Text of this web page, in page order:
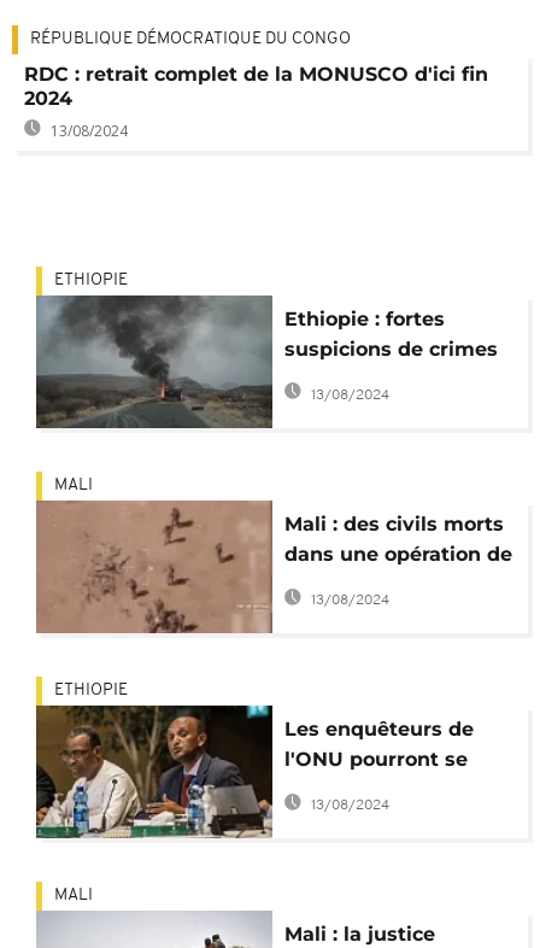
RÉPUBLIQUE DÉMOCRATIQUE DU CONGO
RDC : retrait complet de la MONUSCO d'ici fin
2024
13/08/2024
ETHIOPIE
Ethiopie : fortes
suspicions de crimes
de guerre et contre
l'humanité
13/08/2024
MALI
Mali : des civils morts
dans une opération de
l'armée et
d'"étrangers"
13/08/2024
ETHIOPIE
Les enquêteurs de
l'ONU pourront se
rendre en Éthiopie
13/08/2024
MALI
Mali : la justice